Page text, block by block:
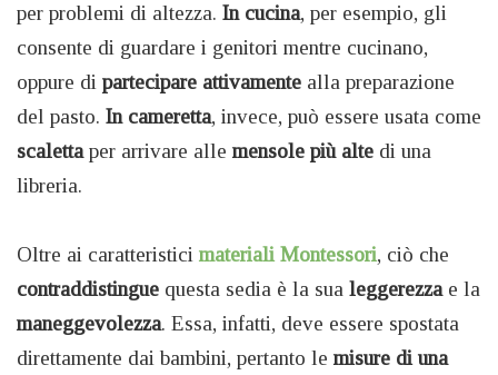
per problemi di altezza. In cucina, per esempio, gli
consente di guardare i genitori mentre cucinano,
oppure di partecipare attivamente alla preparazione
del pasto. In cameretta, invece, può essere usata come
scaletta per arrivare alle mensole più alte di una
libreria.
Oltre ai caratteristici materiali Montessori, ciò che
contraddistingue questa sedia è la sua leggerezza e la
maneggevolezza. Essa, infatti, deve essere spostata
direttamente dai bambini, pertanto le misure di una